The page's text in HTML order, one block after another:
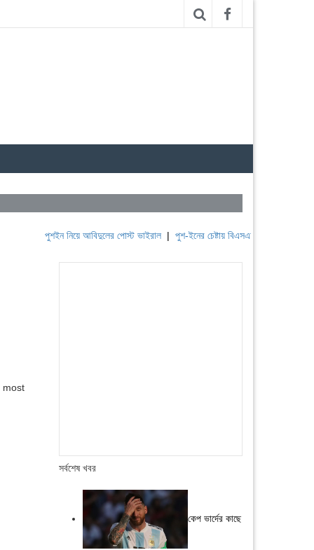
পুশইন নিয়ে আবিদুলের পোস্ট ভাইরাল|পুশ-ইনের চেষ্টায় বিএসএফ, পণ্ড করছে বিজিবি
most
সর্বশেষ খবর
কেপ ভার্দের কাছে